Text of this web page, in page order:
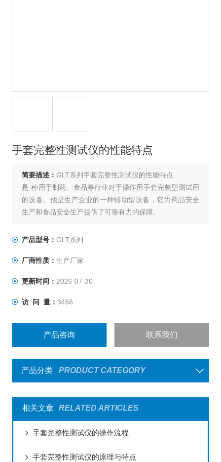
手套完整性测试仪的性能特点
简要描述： GLT系列手套完整性测试仪的性能特点
是-种用于制药、食品等行业对于操作用手套完整型测试用
的设备。他是生产企业的一种辅助型设备，它为药品安全
生产和食品安全生产提供了可靠有力的保障。
产品型号： GLT系列
厂商性质： 生产厂家
更新时间： 2026-07-30
访 问 量： 3466
产品咨询 联系我们
产品分类 PRODUCT CATEGORY
相关文章 RELATED ARTICLES
手套完整性测试仪的操作流程
手套完整性测试仪的原理与特点